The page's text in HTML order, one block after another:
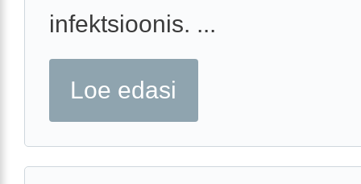
infektsioonis. ...
Loe edasi